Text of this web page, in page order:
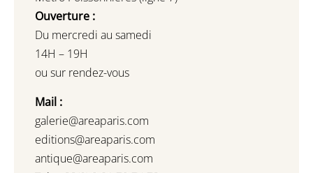
Ouverture :
Du mercredi au samedi
14H – 19H
ou sur rendez-vous
Mail :
galerie@areaparis.com
editions@areaparis.com
antique@areaparis.com